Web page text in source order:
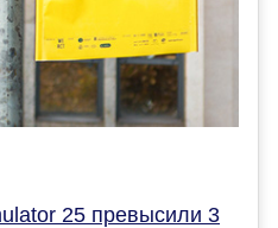
25 превысили 3